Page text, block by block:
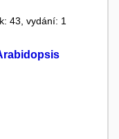
43, vydání: 1